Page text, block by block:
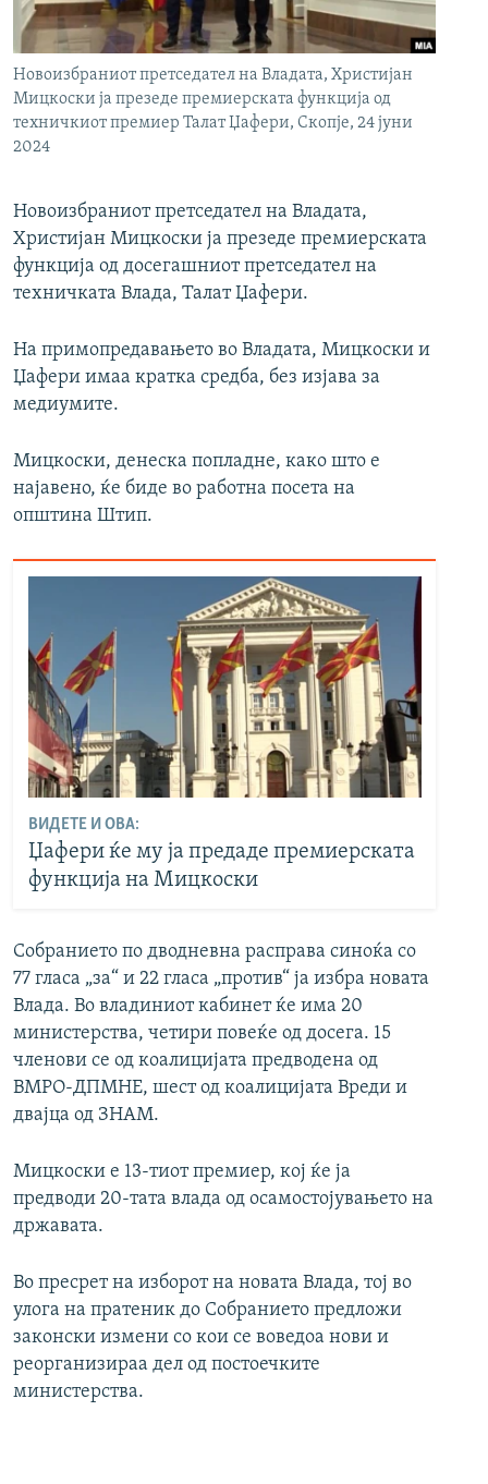
РСЕ веб страници
Новоизбраниот претседател на Владата, Христијан
Мицкоски ја презеде премиерската функција од
техничкиот премиер Талат Џафери, Скопје, 24 јуни
2024
Новоизбраниот претседател на Владата,
Христијан Мицкоски ја презеде премиерската
функција од досегашниот претседател на
техничката Влада, Талат Џафери.
На примопредавањето во Владата, Мицкоски и
Џафери имаа кратка средба, без изјава за
медиумите.
Мицкоски, денеска попладне, како што е
најавено, ќе биде во работна посета на
општина Штип.
ВИДЕТЕ И ОВА:
Џафери ќе му ја предаде премиерската
функција на Мицкоски
Собранието по дводневна расправа синоќа со
77 гласа „за“ и 22 гласа „против“ ја избра новата
Влада. Во владиниот кабинет ќе има 20
министерства, четири повеќе од досега. 15
членови се од коалицијата предводена од
ВМРО-ДПМНЕ, шест од коалицијата Вреди и
двајца од ЗНАМ.
Мицкоски е 13-тиот премиер, кој ќе ја
предводи 20-тата влада од осамостојувањето на
државата.
Во пресрет на изборот на новата Влада, тој во
улога на пратеник до Собранието предложи
законски измени со кои се воведоа нови и
реорганизираа дел од постоечките
министерства.